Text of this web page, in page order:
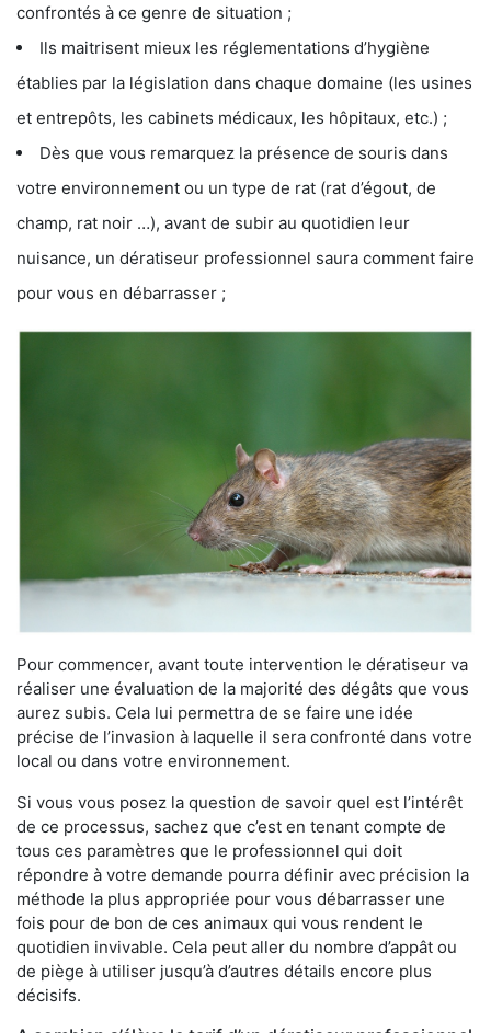
confrontés à ce genre de situation ;
Ils maitrisent mieux les réglementations d’hygiène
établies par la législation dans chaque domaine (les usines
et entrepôts, les cabinets médicaux, les hôpitaux, etc.) ;
Dès que vous remarquez la présence de souris dans
votre environnement ou un type de rat (rat d’égout, de
champ, rat noir …), avant de subir au quotidien leur
nuisance, un dératiseur professionnel saura comment faire
pour vous en débarrasser ;
Pour commencer, avant toute intervention le dératiseur va
réaliser une évaluation de la majorité des dégâts que vous
aurez subis. Cela lui permettra de se faire une idée
précise de l’invasion à laquelle il sera confronté dans votre
local ou dans votre environnement.
Si vous vous posez la question de savoir quel est l’intérêt
de ce processus, sachez que c’est en tenant compte de
tous ces paramètres que le professionnel qui doit
répondre à votre demande pourra définir avec précision la
méthode la plus appropriée pour vous débarrasser une
fois pour de bon de ces animaux qui vous rendent le
quotidien invivable. Cela peut aller du nombre d’appât ou
de piège à utiliser jusqu’à d’autres détails encore plus
décisifs.